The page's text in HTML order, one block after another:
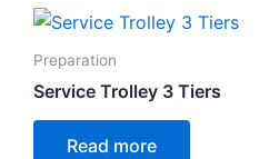
Preparation
Service Trolley 3 Tiers
Read more